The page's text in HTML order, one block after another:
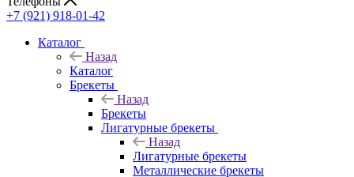
+7 (921) 918-01-42
Каталог
Назад
Каталог
Брекеты
Назад
Брекеты
Лигатурные брекеты
Назад
Лигатурные брекеты
Металлические брекеты